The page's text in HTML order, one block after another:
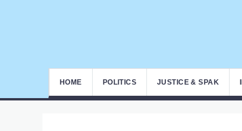
HOME POLITICS JUSTICE & SPAK